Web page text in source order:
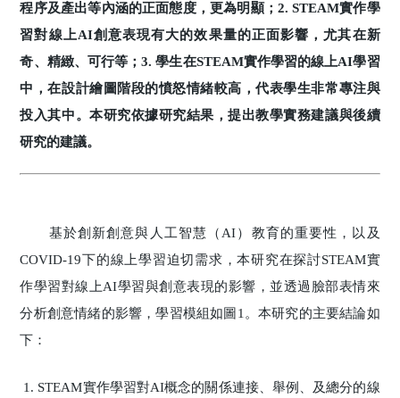
程序及產出等內涵的正面態度，更為明顯；2. STEAM實作學
習對線上AI創意表現有大的效果量的正面影響，尤其在新
奇、精緻、可行等；3. 學生在STEAM實作學習的線上AI學習
中，在設計繪圖階段的憤怒情緒較高，代表學生非常專注與
投入其中。本研究依據研究結果，提出教學實務建議與後續
研究的建議。
基於創新創意與人工智慧（AI）教育的重要性，以及
COVID-19下的線上學習迫切需求，本研究在探討STEAM實
作學習對線上AI學習與創意表現的影響，並透過臉部表情來
分析創意情緒的影響，學習模組如圖1。本研究的主要結論如
下：
STEAM實作學習對AI概念的關係連接、舉例、及總分的線